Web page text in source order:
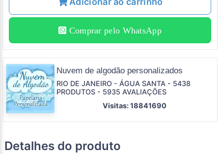
Comprar pelo WhatsApp
Nuvem de algodão personalizados
RIO DE JANEIRO - ÁGUA SANTA - 5438
PRODUTOS - 5935 AVALIAÇÕES
Visitas: 18841690
Detalhes do produto